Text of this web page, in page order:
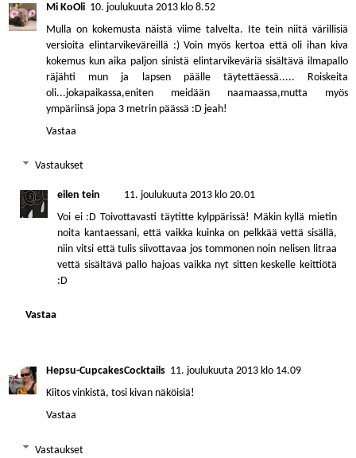
Mi KoOli 10. joulukuuta 2013 klo 8.52
Mulla on kokemusta näistä viime talvelta. Ite tein niitä värillisiä
versioita elintarvikeväreillä :) Voin myös kertoa että oli ihan kiva
kokemus kun aika paljon sinistä elintarvikeväriä sisältävä ilmapallo
räjähti mun ja lapsen päälle täytettäessä..... Roiskeita
oli...jokapaikassa,eniten meidään naamaassa,mutta myös
ympäriinsä jopa 3 metrin päässä :D jeah!
Vastaa
Vastaukset
eilen tein
11. joulukuuta 2013 klo 20.01
Voi ei :D Toivottavasti täytitte kylppärissä! Mäkin kyllä mietin
noita kantaessani, että vaikka kuinka on pelkkää vettä sisällä,
niin vitsi että tulis siivottavaa jos tommonen noin nelisen litraa
vettä sisältävä pallo hajoas vaikka nyt sitten keskelle keittiötä
:D
Vastaa
Hepsu-CupcakesCocktails 11. joulukuuta 2013 klo 14.09
Kiitos vinkistä, tosi kivan näköisiä!
Vastaa
Vastaukset